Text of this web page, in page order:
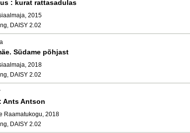
: kurat rattasadulas
2015
DAISY 2.02
Südame põhjast
2018
DAISY 2.02
Ants Antson
Raamatukogu, 2018
DAISY 2.02